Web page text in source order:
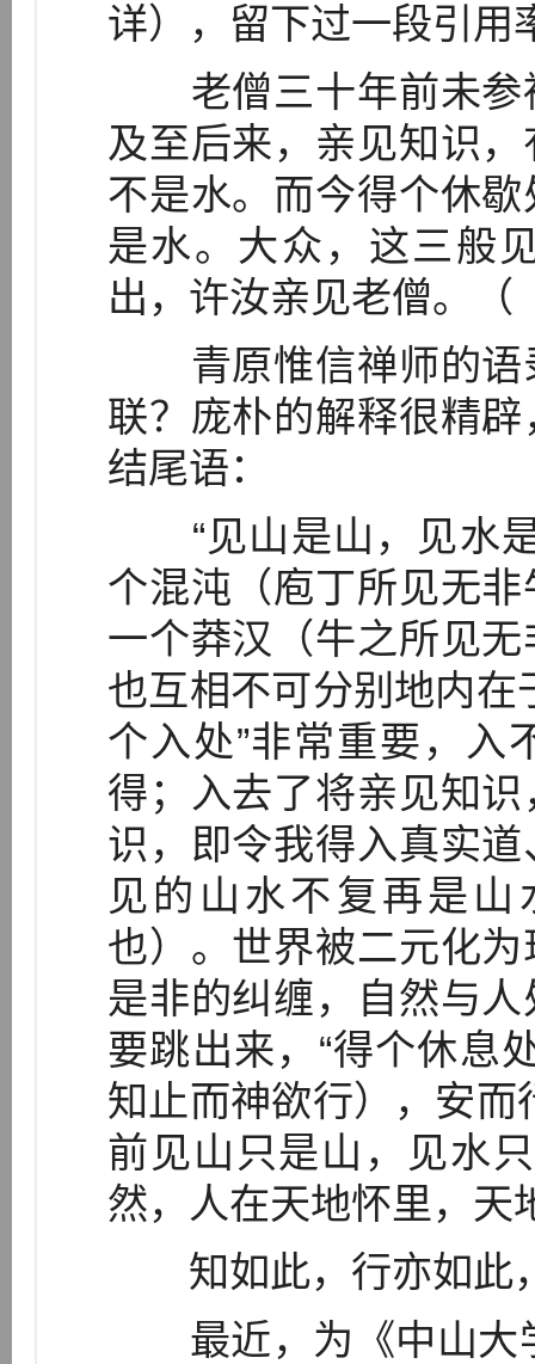
详），留下过一段引用
老僧三十年前未参
及至后来，亲见知识
不是水。而今得个休
是水。大众，这三般
出，许汝亲见老僧。（
青原惟信禅师的语
联？庞朴的解释很精
结尾语：
“见山是山，见水是
个混沌（庖丁所见无
一个莽汉（牛之所见
也互相不可分别地内在
个入处”非常重要，入
得；入去了将亲见知
识，即令我得入真实
见的山水不复再是
也）。世界被二元化
是非的纠缠，自然与
要跳出来，“得个休息
知止而神欲行），安而
前见山只是山，见水
然，人在天地怀里，天
知如此，行亦如此
最近，为《中山大